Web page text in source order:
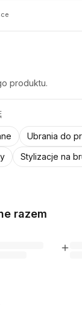
do
100 cm
produktu.
Ubrania do
Stylizacje na
razem